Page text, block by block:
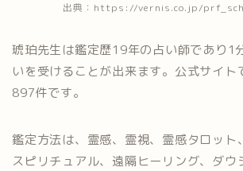
出典：https://vernis.co.jp/
琥珀先生は鑑定歴19年の占い師であり1
いを受けることが出来ます。公式サイト
897件です。
鑑定方法は、霊感、霊視、霊感タロット
スピリチュアル、遠隔ヒーリング、ダウ